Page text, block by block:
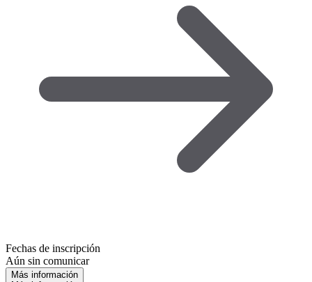
Fechas de inscripción
Aún sin comunicar
Más información